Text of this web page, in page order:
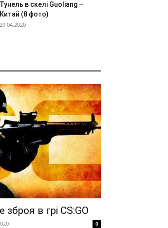
Тунель в скелі Guoliang –
Китай (8 фото)
29.04.2020
в грі CS:GO
0